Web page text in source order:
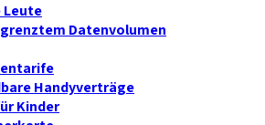
Leute
Datenvolumen
Handyverträge
Kinder